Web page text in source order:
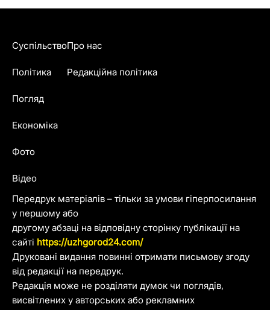
Передрук матеріалів – тільки за умови гіперпосилання
у першому або
другому абзаці на відповідну сторінку публікації на
сайті https://uzhgorod24.com/
Друковані видання повинні отримати письмову згоду
від редакції на передрук.
Редакція може не розділяти думок чи поглядів,
висвітлених у авторських або рекламних
Суспільство
Політика
Погляд
Економіка
Фото
Відео
Про нас
Редакційна політика